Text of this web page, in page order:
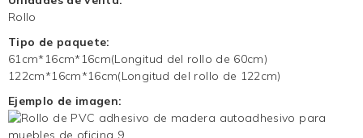
Rollo
Tipo de paquete:
61cm*16cm*16cm(Longitud del rollo de 60cm)
122cm*16cm*16cm(Longitud del rollo de 122cm)
Ejemplo de imagen: